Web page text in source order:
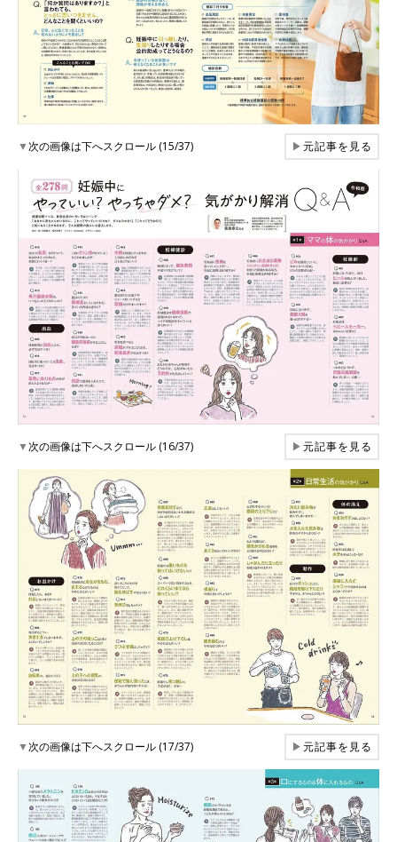
▼次の画像は下へスクロール (15/37) ▶元記事を見る
▼次の画像は下へスクロール (16/37) ▶元記事を見る
▼次の画像は下へスクロール (17/37) ▶元記事を見る